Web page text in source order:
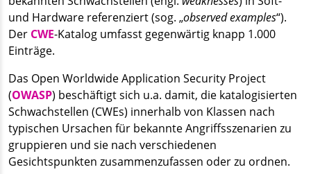
und Hardware referenziert (sog. „observed examples“).
Der CWE-Katalog umfasst gegenwärtig knapp 1.000
Einträge.
Das Open Worldwide Application Security Project
(OWASP) beschäftigt sich u.a. damit, die katalogisierten
Schwachstellen (CWEs) innerhalb von Klassen nach
typischen Ursachen für bekannte Angriffsszenarien zu
gruppieren und sie nach verschiedenen
Gesichtspunkten zusammenzufassen oder zu ordnen.